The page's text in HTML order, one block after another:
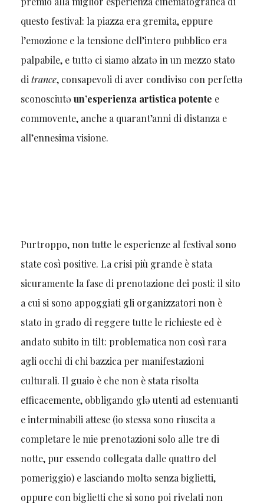
questo festival: la piazza era gremita, eppure
l’emozione e la tensione dell’intero pubblico era
palpabile, e tuttə ci siamo alzatə in un mezzo stato
di trance, consapevoli di aver condiviso con perfettə
sconosciutə un’esperienza artistica potente e
commovente, anche a quarant’anni di distanza e
all’ennesima visione.
Purtroppo, non tutte le esperienze al festival sono
state così positive. La crisi più grande è stata
sicuramente la fase di prenotazione dei posti: il sito
a cui si sono appoggiati gli organizzatori non è
stato in grado di reggere tutte le richieste ed è
andato subito in tilt: problematica non così rara
agli occhi di chi bazzica per manifestazioni
culturali. Il guaio è che non è stata risolta
efficacemente, obbligando glə utenti ad estenuanti
e interminabili attese (io stessa sono riuscita a
completare le mie prenotazioni solo alle tre di
notte, pur essendo collegata dalle quattro del
pomeriggio) e lasciando moltə senza biglietti,
oppure con biglietti che si sono poi rivelati non